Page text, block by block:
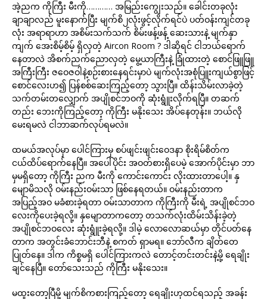
အဲ့ညက ကိုကြီး မီးကို………… အမြည်းကျွေးသည်။ ခေါင်းတခုလုံး
ချာချာလည် မူးနောက်ပြီး မျက်စိ၂လုံးဖွင့်လိုက်ရင်ပဲ ပတ်ဝန်းကျင်တခု
လုံး အရာရာဟာ အစိမ်းသက်သက် စိမ်းဖန့်ဖန့် ဆေးသားနဲ့ မျက်နှာ
ကျက် အေးစိမ့်စိမ့် ရှိလှတဲ့ Aircon Room ? ဒါဆိုရင် ငါဘယ်ရောက်
နေတာလဲ အိစက်ညက်ညောလှတဲ့ မွေ့ယာကြီးနဲ့ ခြုံထားတဲ့ စောင်ဖြူဖြူ
အကြီးကြီး ဇဝေဇဝါနဲ့စဉ်းစားနေရင်းမှာပဲ မျက်လုံးအစုံပြူးကျယ်စွာဖြင့်
စောင်လေးဟ၍ ပြန်စစ်ဆေးကြည့်တော့ သွားပြီ။ ထိန်းသိမ်းလာခဲ့တဲ့
သက်တမ်းတလျှောက် အပျိုစင်ဘဝကို ဆုံးရွူံးလိုက်ရပြီ။ တဆက်
တည်း ဘေးကိုကြည့်တော့ ကိုကြီး မနိုးသေး အိပ်နေတုန်း။ ဘယ်လို
မေးရမလဲ ငါဘာဆက်လုပ်ရမလဲ။
ထမယ်အလုပ်မှာ ပေါင်ကြားမှ စပ်ဖျင်းဖျင်းဝေဒနာ စိုးရိမ်စိတ်က
ငယ်ထိပ်ရောက်နေပြီ။ အပေါ်ပိုင်း အဝတ်စားရှိပေမဲ့ အောက်ပိုင်းမှာ ဘာ
မှမရှိတော့ ကိုကြီး ညက မီးကို ကောင်းကောင်း လိုးထားတာပေါ့။ နှ
မျောမိသလို ဝမ်းနည်းဝမ်းသာ ဖြစ်နေရတယ်။ ဝမ်းနည်းတာက
အပြည့်အဝ မခံစားခဲ့ရတာ ဝမ်းသာတာက ကိုကြီးကို မီးရဲ့ အပျိုစင်ဘဝ
လေးကိုပေးခဲ့ရလို့။ နှမျောတာကတော့ တသက်လုံးထိမ်းသိန်းခဲ့တဲ့
အပျိုစင်ဘဝလေး ဆုံးရွူံးခဲ့ရလို့။ ဒါမဲ့ လောလောဆယ်မှာ တိုင်ပတ်နေ
တာက အတွင်းခံဘောင်းဘီနဲ့ စကတ် ရှာမရ။ ဘော်လီက ချိတ်တေ
ပြုတ်နေ။ ဒါက ကိစ္စမရှိ ပေါင်ကြားကလဲ တောင့်တင်းတင်းနဲ့မို့ ရေချိုး
ချင်နေပြီ။ တော်သေးသည် ကိုကြီး မနိုးသေး။
မထူးတော့ပြီမို့ မျက်စိကစားကြည့်တော့ ရေချိုးဟုထင်ရသည့် အခန်း